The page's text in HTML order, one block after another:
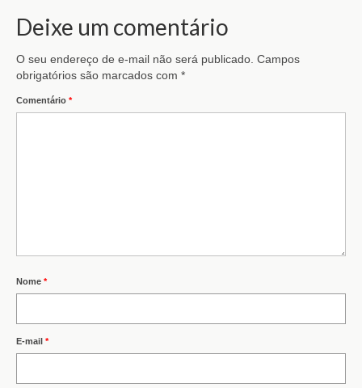
Deixe um comentário
O seu endereço de e-mail não será publicado. Campos
obrigatórios são marcados com *
Comentário *
Nome *
E-mail *